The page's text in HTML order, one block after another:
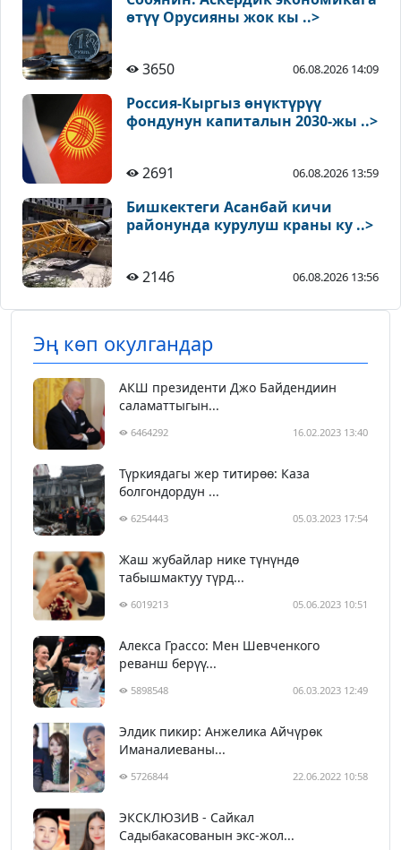
өтүү Орусияны жок кы ..>
3650 06.08.2026 14:09
Россия-Кыргыз өнүктүрүү
фондунун капиталын 2030-жы ..>
2691 06.08.2026 13:59
Бишкектеги Асанбай кичи
районунда курулуш краны ку ..>
2146 06.08.2026 13:56
Эң көп окулгандар
АКШ президенти Джо Байдендиин
саламаттыгын...
6464292 16.02.2023 13:40
Түркиядагы жер титирөө: Каза
болгондордун ...
6254443 05.03.2023 17:54
Жаш жубайлар нике түнүндө
табышмактуу түрд...
6019213 05.06.2023 10:51
Алекса Грассо: Мен Шевченкого
реванш берүү...
5898548 06.03.2023 12:49
Элдик пикир: Анжелика Айчүрөк
Иманалиеваны...
5726844 22.06.2022 10:58
ЭКСКЛЮЗИВ - Сайкал
Садыбакасованын экс-жол...